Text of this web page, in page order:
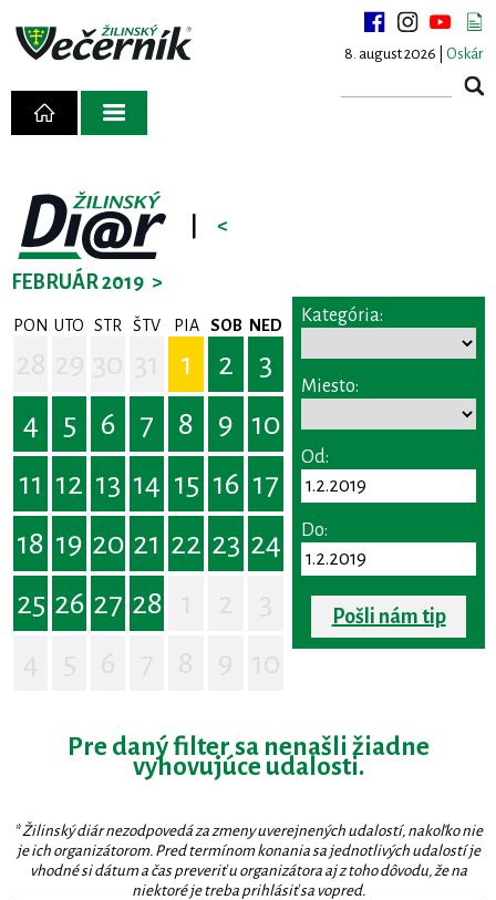
8. august 2026 | Oskár
<
FEBRUÁR 2019 >
PON UTO STR ŠTV PIA SOB NED
1 2
3
4
5 6 7 8 9 10
11 12 13 14 15 16 17
18 19 20 21 22 23 24
25 26 27 28
Kategória:
Miesto:
Od:
Do:
Pošli nám tip
Pre daný filter sa nenašli žiadne
vyhovujúce udalosti.
* Žilinský diár nezodpovedá za zmeny uverejnených udalostí, nakoľko nie
je ich organizátorom. Pred termínom konania sa jednotlivých udalostí je
vhodné si dátum a čas preveriť u organizátora aj z toho dôvodu, že na
niektoré je treba prihlásiť sa vopred.